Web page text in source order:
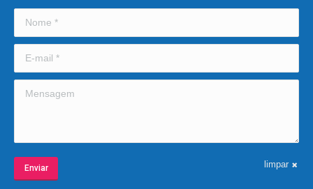
Nome *
E-mail *
Mensagem
Enviar limpar